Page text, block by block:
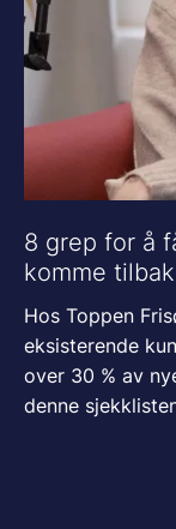
8 grep for å
komme
Hos Toppen
eksisterende
over 30 % av
denne